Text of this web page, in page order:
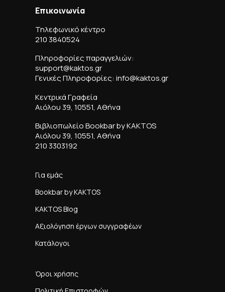
Επικοινωνία
Τηλεφωνικό κέντρο
210 3840524
Πληροφορίες παραγγελιών:
support@kaktos.gr
Γενικές Πληροφορίες: info@kaktos.gr
Κεντρικά Γραφεία
Αιόλου 39, 10551, Αθήνα
Βιβλιοπωλείο Bookbar by KAKTOS
Αιόλου 39, 10551, Αθήνα
210 3303192
Για εμάς
Bookbar by KAKTOS
KAKTOS Blog
Αξιολόγηση έργων συγγραφέων
Κατάλογοι
Όροι χρήσης